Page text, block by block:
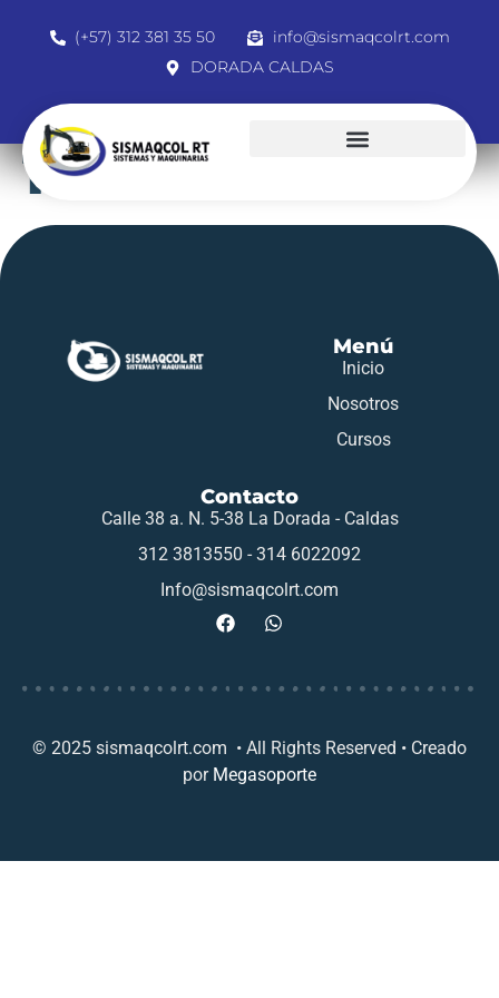
(+57) 312 381 35 50
info@sismaqcolrt.com
DORADA CALDAS
1105781663
Menú
Inicio
Nosotros
Cursos
Contacto
Calle 38 a. N. 5-38 La Dorada - Caldas
312 3813550 - 314 6022092
Info@sismaqcolrt.com
© 2025 sismaqcolrt.com • All Rights Reserved • Creado
por Megasoporte